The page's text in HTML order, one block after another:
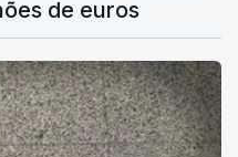
de euros